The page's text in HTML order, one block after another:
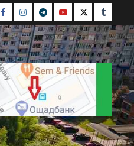
Facebook
Instagram
TelegramYoutubeTwitterTumblr